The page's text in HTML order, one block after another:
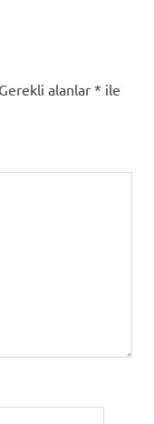
Gerekli alanlar * ile